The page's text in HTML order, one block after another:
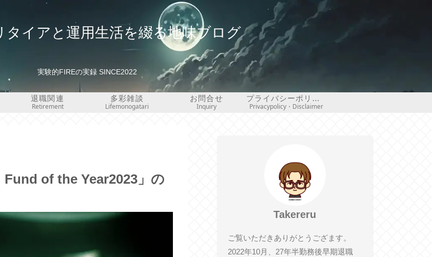
タイアと運用生活を綴る地味ブログ
実験的FIREの実録 SINCE2022
退職関連
Retirement
多彩雑談
Lifemonogatari
お問合せ
Inquiry
プライバシーポリシー・免責事項
Privacypolicy・Disclaimer
Fund of the Year2023」の
Takereru
ご覧いただきありがとうござます。
2022年10月、27年半勤務後早期退職